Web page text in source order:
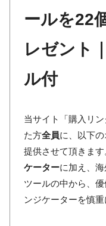
ールを22
レゼント
ル付
当サイト「購入リ
た方全員に、以下
提供させて頂きます
ケーターに加え、海
ツールの中から、
ンジケーターを慎重